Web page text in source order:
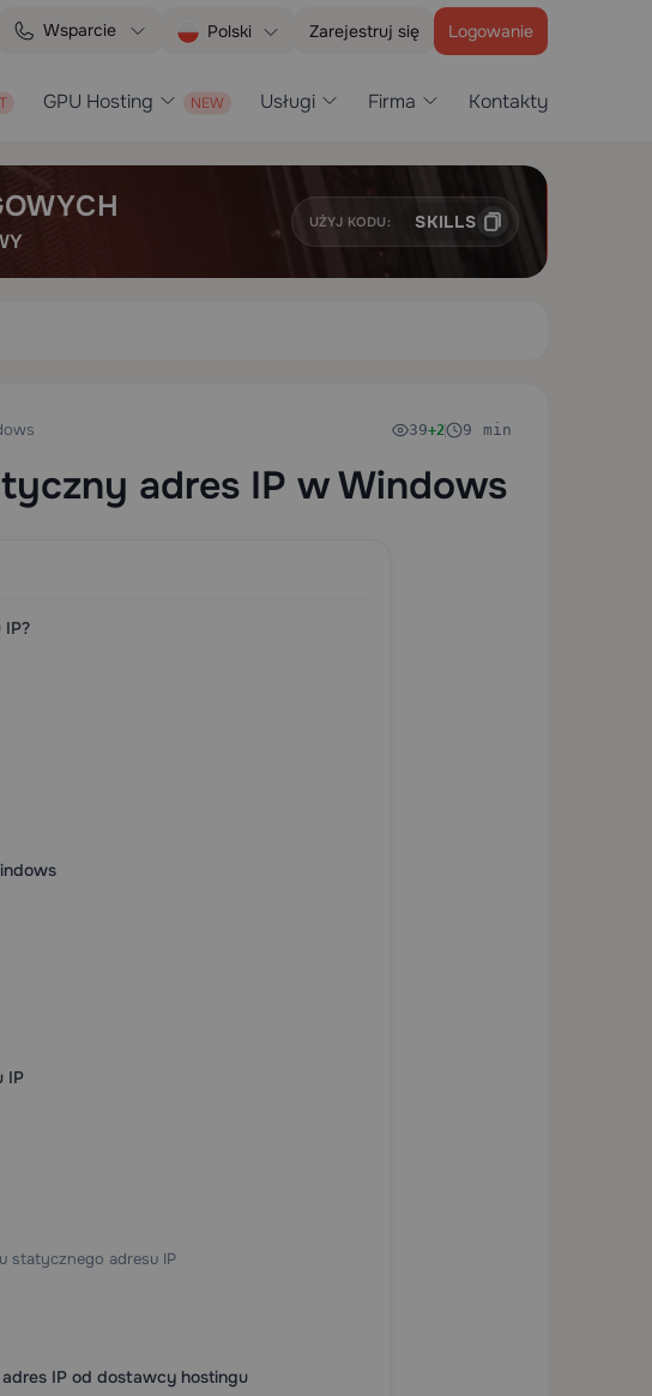
Wsparcie Polski Zarejestruj się Logowanie
GPU Hosting Usługi Firma Kontakty
UŻYJ KODU: SKILLS
39+2 9 min
adres IP w Windows
IP
statycznego adresu IP
IP od dostawcy hostingu